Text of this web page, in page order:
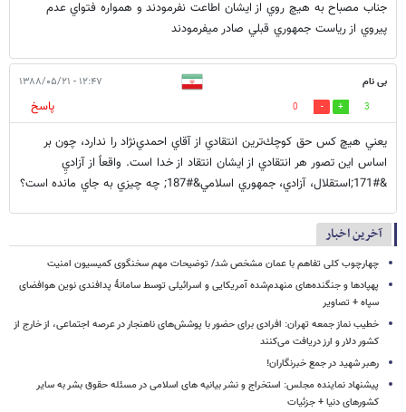
جناب مصباح به هيچ روي از ايشان اطاعت نفرمودند و همواره فتواي عدم
پيروي از رياست جمهوري قبلي صادر ميفرمودند
بی نام ۱۲:۴۷ - ۱۳۸۸/۰۵/۲۱
3
0
پاسخ
يعني هيچ كس حق كوچك‌ترين انتقادي از آقاي احمدي‌نژاد را ندارد، چون بر
اساس اين تصور هر انتقادي از ايشان انتقاد از خدا است. واقعاً از آزاديِ
&#171;استقلال، آزادي، جمهوري اسلامي&#187; چه چيزي به جاي مانده است؟
آخرین اخبار
چهارچوب کلی تفاهم با عمان مشخص شد/ توضیحات مهم سخنگوی کمیسیون امنیت
پهپادها و جنگنده‌های منهدم‌شده آمریکایی و اسرائیلی توسط سامانۀ پدافندی نوین هوافضای
سپاه + تصاویر
خطیب نماز جمعه تهران: افرادی برای حضور با پوشش‌های ناهنجار در عرصه اجتماعی، از خارج از
کشور دلار و ارز دریافت می‌کنند
رهبر شهید در جمع خبرنگاران!
پیشنهاد نماینده مجلس: استخراج و نشر بیانیه های اسلامی در مسئله حقوق بشر به سایر
کشورهای دنیا + جزئیات